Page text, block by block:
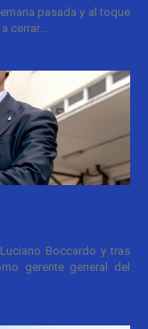
pasada y al toque
Boccardo y tras
gerente general del